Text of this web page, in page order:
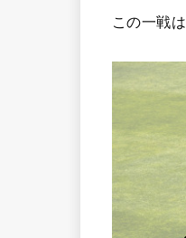
この一戦は